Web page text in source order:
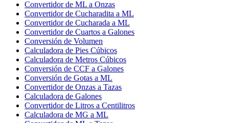
Convertidor de ML a Onzas
Convertidor de Cucharadita a ML
Convertidor de Cucharada a ML
Convertidor de Cuartos a Galones
Conversión de Volumen
Calculadora de Pies Cúbicos
Calculadora de Metros Cúbicos
Conversión de CCF a Galones
Conversión de Gotas a ML
Convertidor de Onzas a Tazas
Calculadora de Galones
Convertidor de Litros a Centilitros
Calculadora de MG a ML